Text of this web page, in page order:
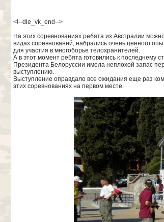
<!--dle_vk_end-->
На этих соревнованиях ребята из Австралии
видах соревнований, набрались очень ценного
для участия в многоборье телохранителей.
А в этот момент ребята готовились к последнему
Президента Белоруссии имела неплохой запас
выступлению.
Выступление оправдало все ожидания еще раз
этих соревнованиях на первом месте.